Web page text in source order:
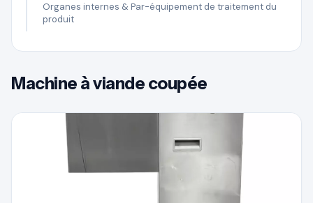
Organes internes & Par-équipement de traitement du
produit
Machine à viande coupée